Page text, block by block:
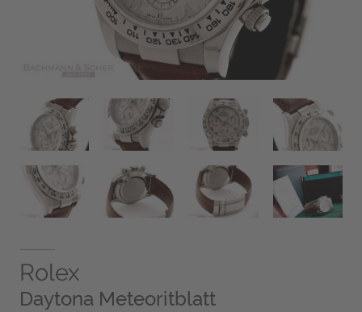
Rolex
Daytona Meteoritblatt